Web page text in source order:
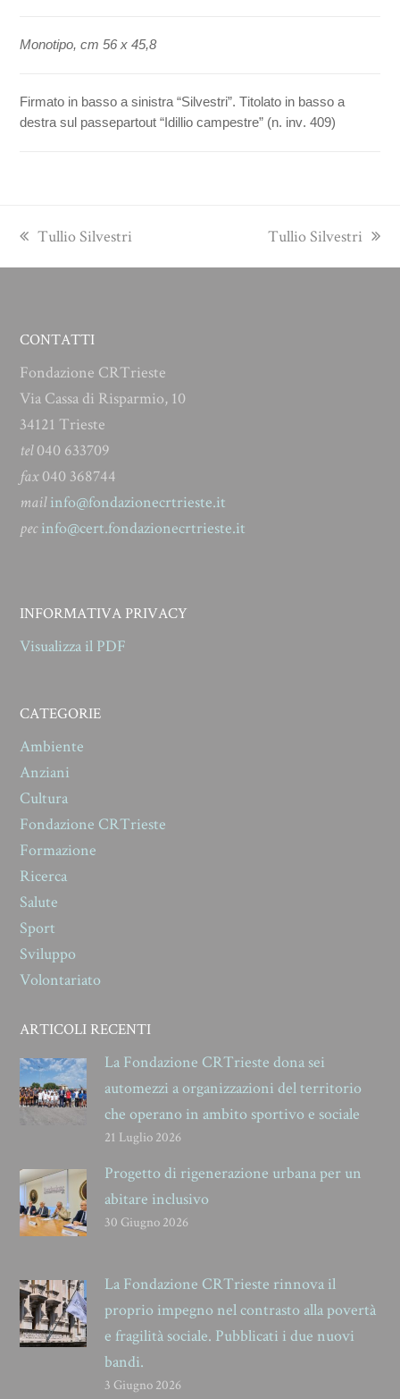
Monotipo, cm 56 x 45,8
Firmato in basso a sinistra “Silvestri”. Titolato in basso a
destra sul passepartout “Idillio campestre” (n. inv. 409)
previous
Tullio Silvestri
next
Tullio Silvestri
CONTATTI
Fondazione CRTrieste
Via Cassa di Risparmio, 10
34121 Trieste
tel040 633709
fax040 368744
mailinfo@fondazionecrtrieste.it
pecinfo@cert.fondazionecrtrieste.it
INFORMATIVA PRIVACY
Visualizza il PDF
CATEGORIE
Ambiente
Anziani
Cultura
Fondazione CRTrieste
Formazione
Ricerca
Salute
Sport
Sviluppo
Volontariato
ARTICOLI RECENTI
La Fondazione CRTrieste dona sei
automezzi a organizzazioni del territorio
che operano in ambito sportivo e sociale
21 Luglio 2026
Progetto di rigenerazione urbana per un
abitare inclusivo
30 Giugno 2026
La Fondazione CRTrieste rinnova il
proprio impegno nel contrasto alla povertà
e fragilità sociale. Pubblicati i due nuovi
bandi.
3 Giugno 2026